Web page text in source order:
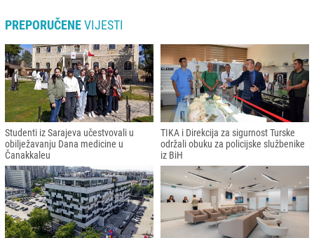
PREPORUČENEVIJESTI
Studenti iz Sarajeva učestvovali u
obilježavanju Dana medicine u
Čanakkaleu
TIKA i Direkcija za sigurnost Turske
održali obuku za policijske službenike
iz BiH